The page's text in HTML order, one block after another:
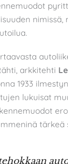
arkkitehti
1933
lukuisat
tärkeä